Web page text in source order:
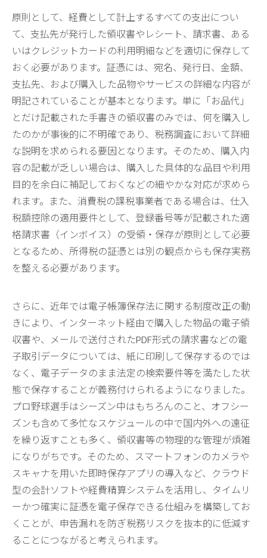
原則として、経費として計上するすべての支出につい
て、支払先が発行した領収書やレシート、請求書、ある
いはクレジットカードの利用明細などを適切に保存して
おく必要があります。証憑には、宛名、発行日、金額、
支払先、および購入した品物やサービスの詳細な内容が
明記されていることが基本となります。単に「お品代」
とだけ記載された手書きの領収書のみでは、何を購入し
たのかが事後的に不明確であり、税務調査において詳細
な説明を求められる要因となります。そのため、購入内
容の記載が乏しい場合は、購入した具体的な品目や利用
目的を余白に補記しておくなどの細やかな対応が求めら
れます。また、消費税の課税事業者である場合は、仕入
税額控除の適用要件として、登録番号等が記載された適
格請求書（インボイス）の受領・保存が原則として必要
となるため、所得税の証憑とは別の観点からも保存実務
を整える必要があります。
さらに、近年では電子帳簿保存法に関する制度改正の動
きにより、インターネット経由で購入した物品の電子領
収書や、メールで送付されたPDF形式の請求書などの電
子取引データについては、紙に印刷して保存するのでは
なく、電子データのまま法定の検索要件等を満たした状
態で保存することが義務付けられるようになりました。
プロ野球選手はシーズン中はもちろんのこと、オフシー
ズンも含めて多忙なスケジュールの中で国内外への遠征
を繰り返すことも多く、領収書等の物理的な管理が煩雑
になりがちです。そのため、スマートフォンのカメラや
スキャナを用いた即時保存アプリの導入など、クラウド
型の会計ソフトや経費精算システムを活用し、タイムリ
ーかつ確実に証憑を電子保存できる仕組みを構築してお
くことが、申告漏れを防ぎ税務リスクを抜本的に低減す
ることにつながると考えられます。